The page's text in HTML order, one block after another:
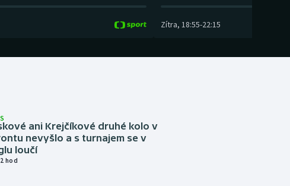
Zítra, 18:55-22:15
ani Krejčíkové druhé kolo v
nevyšlo a s turnajem se v
loučí
hod